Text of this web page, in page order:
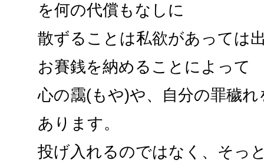
を何の代償もなしに
散ずることは私欲があっては
お賽銭を納めることによって
心の靄(もや)や、自分の罪穢
あります。
投げ入れるのではなく、そっ